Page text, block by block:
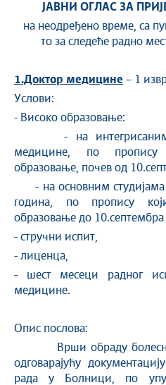
ЈАВНИ ОГЛАС ЗА
на неодређено време, са
то за следеће радно
1.Доктор медицине – 1
Услови:
- Високо образовање:
- на интегрисаним
медицине, по пропису
образовање, почев од
- на основним студијама
година, по пропису
образовање до
- стручни испит,
- лиценца,
- шест месеци радног
медицине.
Опис послова:
Врши обраду
одговарајућу
рада у Болници, по